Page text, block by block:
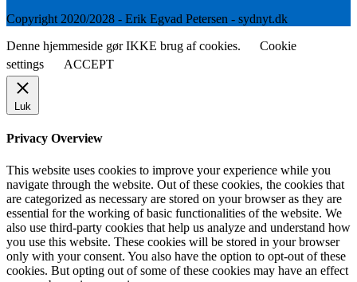
Copyright 2020/2028 - Erik Egvad Petersen - sydnyt.dk
Denne hjemmeside gør IKKE brug af cookies.
Cookie
settings
ACCEPT
Luk
Privacy Overview
This website uses cookies to improve your experience while you
navigate through the website. Out of these cookies, the cookies that
are categorized as necessary are stored on your browser as they are
essential for the working of basic functionalities of the website. We
also use third-party cookies that help us analyze and understand how
you use this website. These cookies will be stored in your browser
only with your consent. You also have the option to opt-out of these
cookies. But opting out of some of these cookies may have an effect